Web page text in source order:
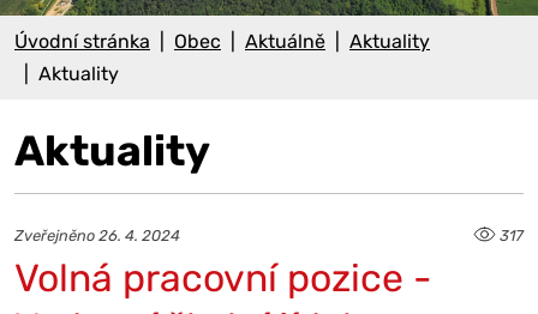
Úvodní stránka Obec Aktuálně
Aktuality
Aktuality
Aktuality
Zveřejněno 26. 4. 2024 317
Volná pracovní pozice -